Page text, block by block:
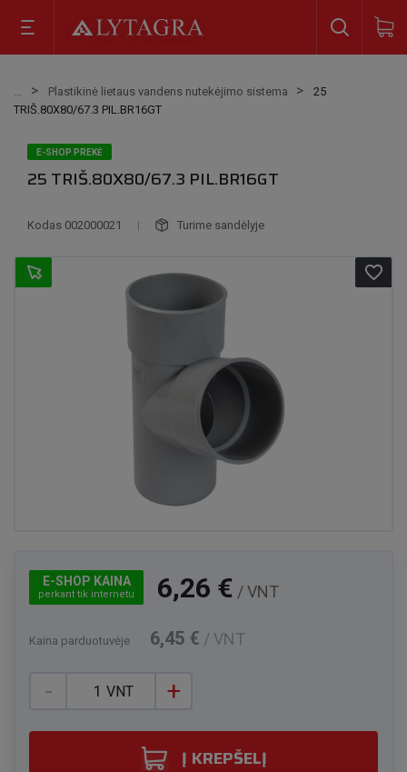
Plastikinė lietaus vandens nutekėjimo sistema
25
TRIŠ.80X80/67.3 PIL.BR16GT
E-SHOP PREKĖ
25 TRIŠ.80X80/67.3 PIL.BR16GT
Kodas 002000021 | Turime sandėlyje
favorite_border
E-SHOP KAINA
perkant tik internetu 6,26 € / VNT
Kaina parduotuvėje 6,45 € / VNT
- +
VNT
Į KREPŠELĮ